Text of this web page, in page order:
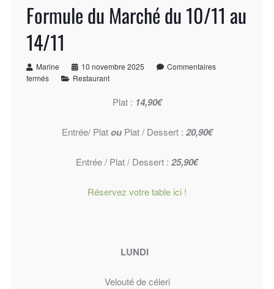
Formule du Marché du 10/11 au
14/11
Marine 10 novembre 2025
Commentaires
fermés
Restaurant
Plat : 14,90€
Entrée/ PlatouPlat / Dessert : 20,90€
Entrée / Plat / Dessert : 25,90€
Réservez votre table ici !
LUNDI
Velouté de céleri